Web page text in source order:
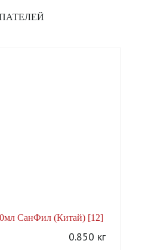
СанФил (Китай) [12]
0.850 кг